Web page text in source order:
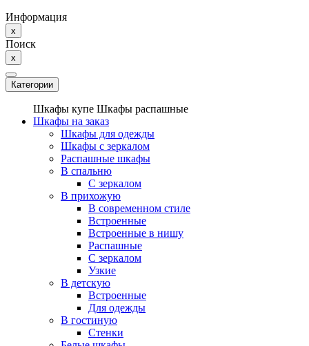
Информация
x
Поиск
x
Категории
Шкафы купе Шкафы распашные
Шкафы на заказ
Шкафы для одежды
Шкафы с зеркалом
Распашные шкафы
В спальню
С зеркалом
В прихожую
В современном стиле
Встроенные
Встроенные в нишу
Распашные
С зеркалом
Узкие
В детскую
Встроенные
Для одежды
В гостиную
Стенки